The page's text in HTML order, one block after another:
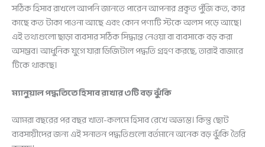
সঠিক হিসাব রাখলে আপনি জানতে পারেন আপনার প্রকৃত পুঁজি কত, কার
কাছে কত টাকা পাওনা আছে এবং কোন পণ্যটি স্টকে অলস পড়ে আছে।
এই তথ্যগুলো ছাড়া ব্যবসার সঠিক সিদ্ধান্ত নেওয়া বা ব্যবসাকে বড় করা
অসম্ভব। আধুনিক যুগে যারা ডিজিটাল পদ্ধতি গ্রহণ করছে, তারাই বাজারে
টিকে থাকছে।
ম্যানুয়াল পদ্ধতিতে হিসাব রাখার ৩টি বড় ঝুঁকি
আমরা বছরের পর বছর খাতা-কলমে হিসাব রেখে অভ্যস্ত। কিন্তু ছোট
ব্যবসায়ীদের জন্য এই সনাতন পদ্ধতিগুলো বর্তমানে অনেক বড় ঝুঁকি তৈরি